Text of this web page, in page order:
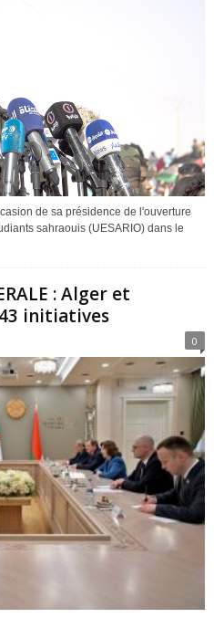
de sa présidence de l'ouverture
sahraouis (UESARIO) dans le
: Alger et
initiatives
0